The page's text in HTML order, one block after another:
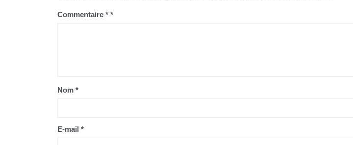
Commentaire *
Nom *
E-mail *